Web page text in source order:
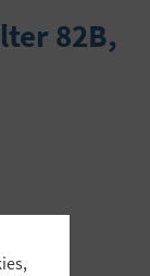
82B,